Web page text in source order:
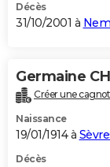
Décès
31/10/2001 à
Germaine
Créer une
Naissance
19/01/1914 à
Décès